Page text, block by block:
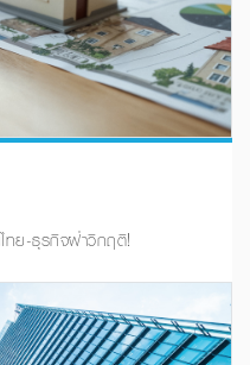
ย-ธุรกิจฝ่าวิกฤติ!